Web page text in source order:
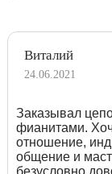
Виталий
24.06.2021
Заказывал
фианитами.
отношение,
общение и
безусловно